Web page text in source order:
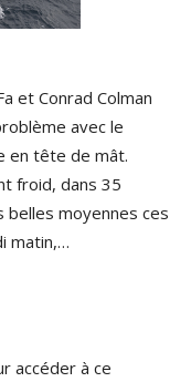
et Conrad Colman
avec le
en tête de mât.
froid, dans 35
moyennes ces
matin,…
accéder à ce